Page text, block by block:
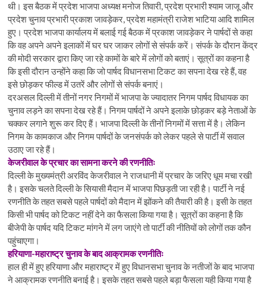
थी। इस बैठक में प्रदेश भाजपा अध्यक्ष मनोज तिवारी, प्रदेश प्रभारी श्याम जाजू और
प्रदेश चुनाव प्रभारी प्रकाश जावड़ेकर, प्रदेश महामंत्री राजेश भाटिया आदि शामिल
हुए। प्रदेश भाजपा कार्यालय में बलाई गई बैठक में प्रकाश जावड़ेकर ने पार्षदों से कहा
कि वह अपने अपने इलाकों में घर घर जाकर लोगों से संपर्क करें। संपर्क के दौरान केंद्र
की मोदी सरकार द्वारा किए जा रहे कामों के बारे में लोगों को बताएं। सूत्रों का कहना है
कि इसी दौरान उन्होंने कहा कि जो पार्षद विधानसभा टिकट का सपना देख रहे हैं, वह
इसे छोड़कर फील्ड में उतरें और लोगों से संपर्क बनाएं।
दरअसल दिल्ली में तीनों नगर निगमों में भाजपा के ज्यादातर निगम पार्षद विधायक का
चुनाव लड़ने का सपना देख रहे हैं। निगम पार्षदों ने अपने इलाके छोड़कर बड़े नेताओं के
चक्कर लगाने शुरू कर दिए हैं। भाजपा दिल्ली के तीनों निगमों में सत्ता में है। लेकिन
निगम के कामकाज और निगम पार्षदों के जनसंपर्क को लेकर पहले से पार्टी में सवाल
उठाए जा रहे हैं।
केजरीवाल के प्रचार का सामना करने की रणनीतिः
दिल्ली के मुख्यमंत्री अरविंद केजरीवाल ने राजधानी में प्रचार के जरिए धूम मचा रखी
है। इसके चलते दिल्ली के सियासी मैदान में भाजपा पिछड़ती जा रही है। पार्टी ने नई
रणनीति के तहत सबसे पहले पार्षदों को मैदान में झोंकने की तैयारी की है। इसी के तहत
किसी भी पार्षद को टिकट नहीं देने का फैसला किया गया है। सूत्रों का कहना है कि
बीजेपी के पार्षद यदि टिकट मांगने में लग जाएंगे तो पार्टी की नीतियों को लोगों तक कौन
पहुंचाएगा।
हरियाणा-महाराष्ट्र चुनाव के बाद आक्रामक रणनीतिः
हाल ही में हुए हरियाणा और महाराष्ट्र में हुए विधानसभा चुनाव के नतीजों के बाद भाजपा
ने आक्रामक रणनीति बनाई है। इसके तहत सबसे पहले बड़ा फैसला यही किया गया है